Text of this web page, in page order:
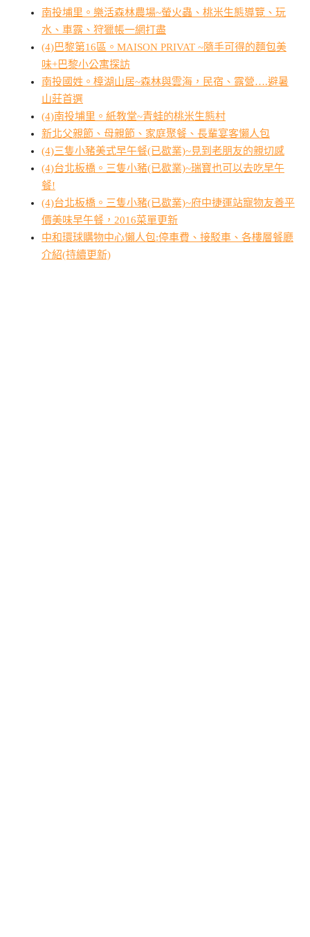
南投埔里。樂活森林農場~螢火蟲、桃米生態導覽、玩
水、車露、狩獵帳一網打盡
(4)巴黎第16區。MAISON PRIVAT ~隨手可得的麵包美
味+巴黎小公寓探訪
南投國姓。樟湖山居~森林與雲海，民宿、露營….避暑
山莊首選
(4)南投埔里。紙教堂~青蛙的桃米生態村
新北父親節、母親節、家庭聚餐、長輩宴客懶人包
(4)三隻小豬美式早午餐(已歇業)~見到老朋友的親切感
(4)台北板橋。三隻小豬(已歇業)~瑞寶也可以去吃早午
餐!
(4)台北板橋。三隻小豬(已歇業)~府中捷運站寵物友善平
價美味早午餐，2016菜單更新
中和環球購物中心懶人包:停車費、接駁車、各樓層餐廳
介紹(持續更新)